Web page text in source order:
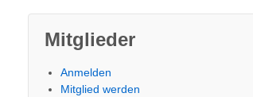
Mitglieder
Anmelden
Mitglied werden